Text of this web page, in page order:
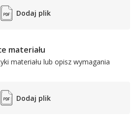
Dodaj plik
materiału
materiału lub opisz wymagania
Dodaj plik